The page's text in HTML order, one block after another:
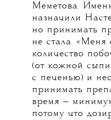
Меметова.
назначили
но принимать
не стала. «Меня
количество
(от кожной
с печенью) и
принимать
время —
потому что